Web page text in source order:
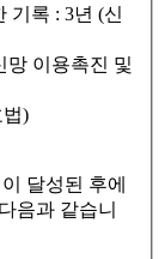
기록 : 3년 (신
망 이용촉진 및
법)
달성된 후에
음과 같습니